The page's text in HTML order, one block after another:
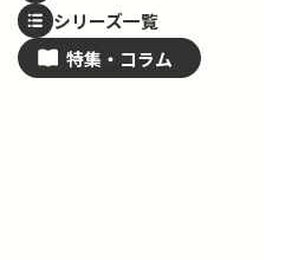
シリーズ一覧
特集・ コラム